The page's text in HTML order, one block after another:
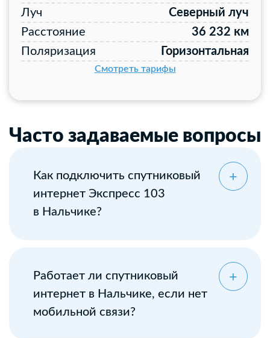
Луч
Северный луч
Расстояние
36 232 км
Поляризация
Горизонтальная
Смотреть тарифы
Часто задаваемые вопросы
Как подключить спутниковый
интернет Экспресс 103
в Нальчике?
Работает ли спутниковый
интернет в Нальчике, если нет
мобильной связи?